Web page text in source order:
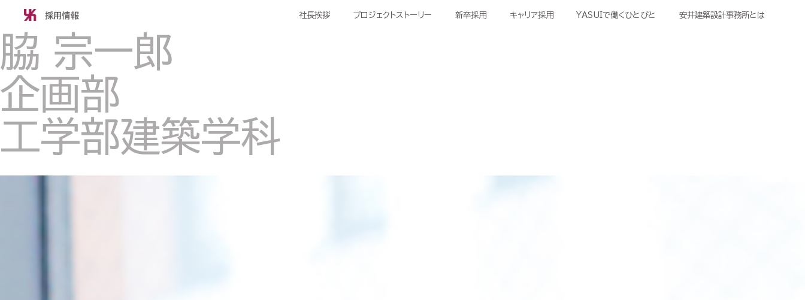
社長挨拶​ プロジェクトストーリー 新卒採用 キャリア採用 YASUIで働くひとびと​ 安井建築設計事務所とは
脇 宗一郎
企画部
工学部建築学科